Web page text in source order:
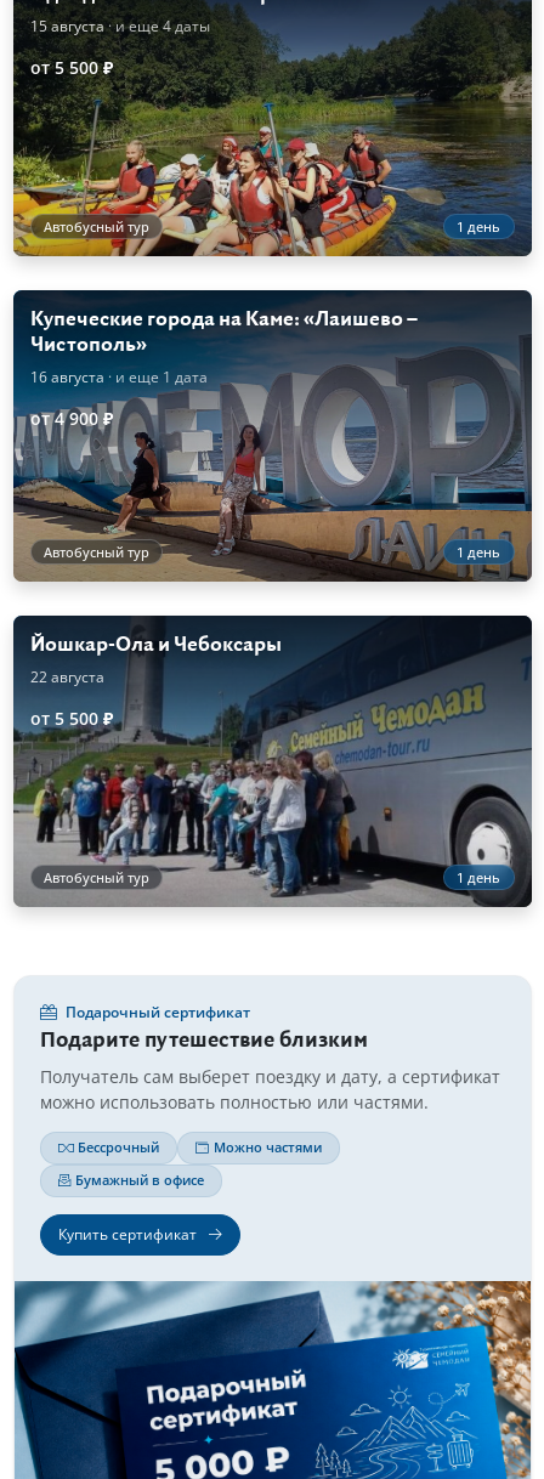
15 августа· и еще 4 даты
от 5 500 ₽
Автобусный тур 1 день
Купеческие города на Каме: «Лаишево –
Чистополь»
16 августа · и еще 1 дата
от 4 900 ₽
Автобусный тур 1 день
Йошкар-Ола и Чебоксары
22 августа
от 5 500 ₽
Автобусный тур 1 день
Подарочный сертификат
Подарите путешествие близким
Получатель сам выберет поездку и дату, а сертификат
можно использовать полностью или частями.
Бессрочный
Можно частями
Бумажный в офисе
Купить сертификат